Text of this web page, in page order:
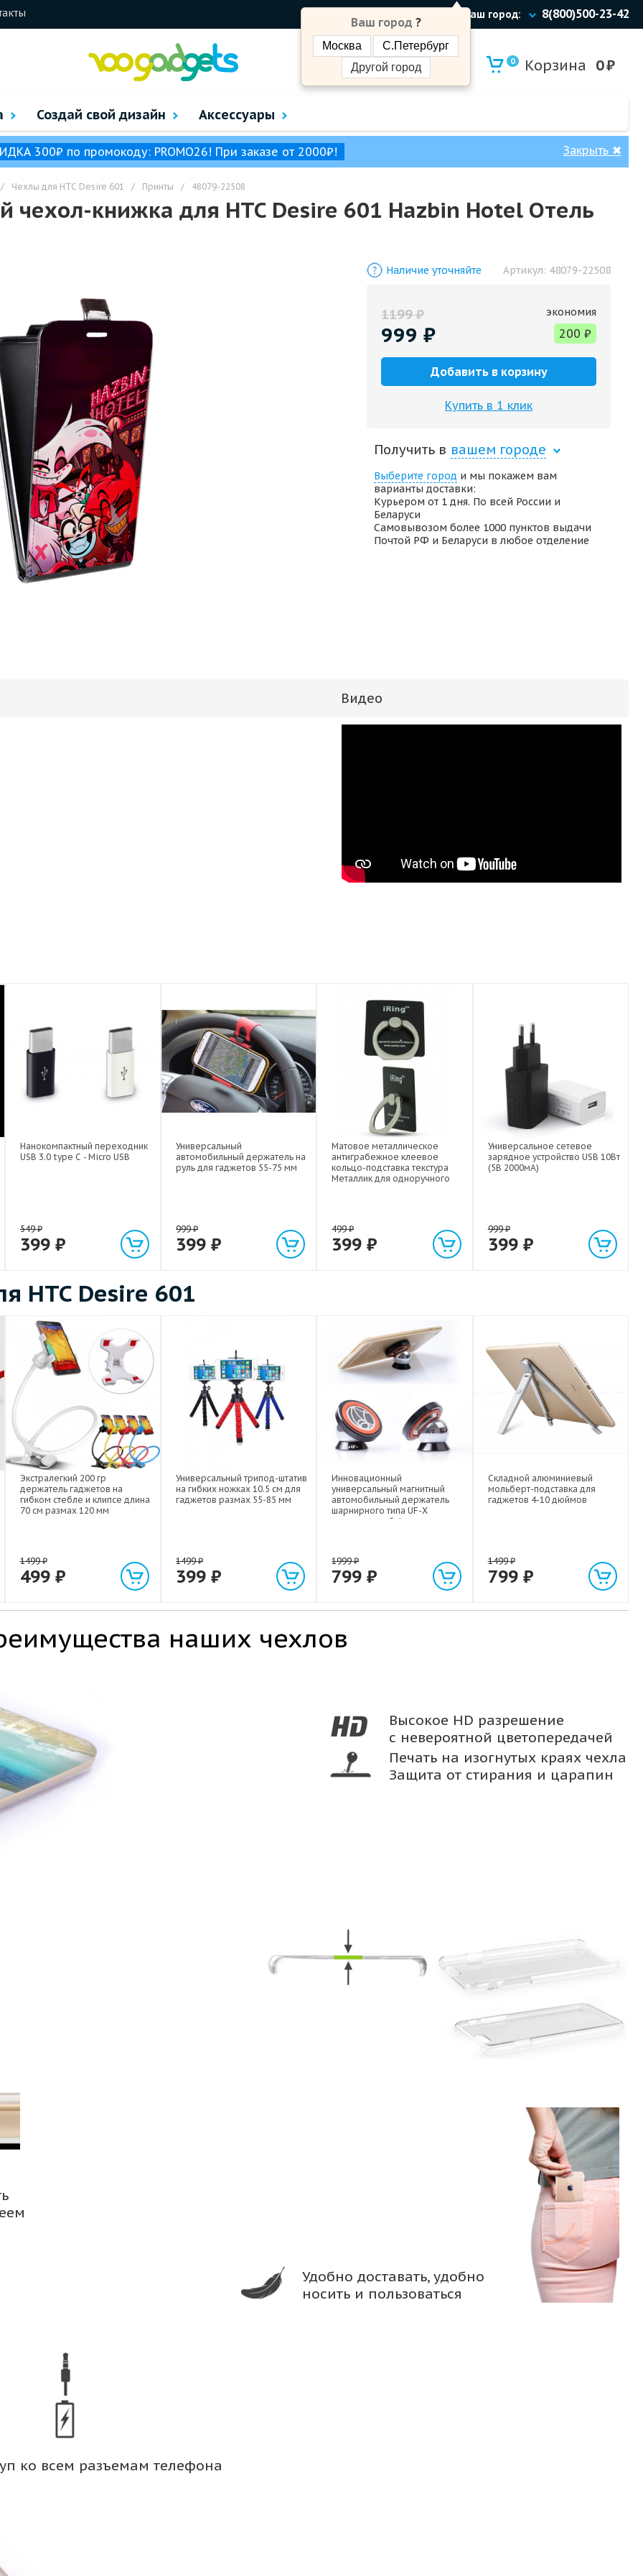
Ваш город:
Ваш город ?
Москва
С.Петербург
Другой город
8(800)500-23-42
0 Корзина 0₽
Создай свой дизайн Аксессуары
300₽ по промокоду: PROMO26! При заказе от 2000₽! Закрыть ✖
/ Чехлы для HTC Desire 601 / Принты / 48079-22508
чехол-книжка для HTC Desire 601 Hazbin Hotel Отель
Наличие уточняйте Артикул: 48079-22508
1199₽
999 ₽
экономия
200 ₽
Добавить в корзину
Купить в 1 клик
Получить в вашем городе
Выберите город и мы покажем вам
варианты доставки:
Курьером от 1 дня. По всей России и
Беларуси
Самовывозом более 1000 пунктов выдачи
Почтой РФ и Беларуси в любое отделение
Видео
Нанокомпактный переходник
USB 3.0 type C - Micro USB
549₽
399 ₽
Универсальный
автомобильный держатель на
руль для гаджетов 55-75 мм
999₽
399 ₽
Матовое металлическое
антиграбежное клеевое
кольцо-подставка текстура
Металлик для одноручного
499₽
399₽
Универсальное сетевое
зарядное устройство USB 10Вт
(5В 2000мА)
999₽
399 ₽
HTC Desire 601
Экстралегкий 200 гр
держатель гаджетов на
гибком стебле и клипсе длина
70 см размах 120 мм
1499₽
499 ₽
Универсальный трипод-штатив
на гибких ножках 10.5 см для
гаджетов размах 55-85 мм
1499₽
399 ₽
Инновационный
универсальный магнитный
автомобильный держатель
шарнирного типа UF-X
экстрасильной фиксации для
1999₽
799₽
Складной алюминиевый
мольберт-подставка для
гаджетов 4-10 дюймов
1499₽
799 ₽
наших чехлов
Высокое HD разрешение
с невероятной цветопередачей
Печать на изогнутых краях чехла
Защита от стирания и царапин
Удобно доставать, удобно
носить и пользоваться
ко всем разъемам телефона